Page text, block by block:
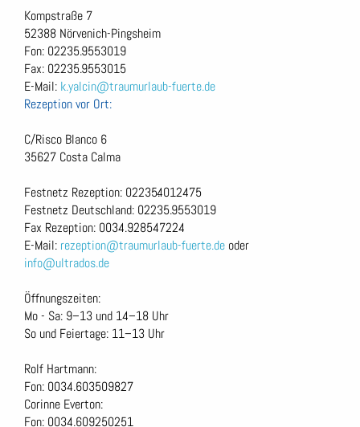
Kompstraße 7
52388 Nörvenich-Pingsheim
Fon: 02235.9553019
Fax: 02235.9553015
E-Mail: k.yalcin@traumurlaub-fuerte.de
Rezeption vor Ort:
C/Risco Blanco 6
35627 Costa Calma
Festnetz Rezeption: 02235.4012475
Festnetz Deutschland: 02235.9553019
Fax Rezeption: 0034.928547224
E-Mail: rezeption@traumurlaub-fuerte.de oder
info@ultrados.de
Öffnungszeiten:
Mo - Sa: 9–13 und 14–18 Uhr
So und Feiertage: 11–13 Uhr
Rolf Hartmann:
Fon: 0034.603509827
Corinne Everton:
Fon: 0034.609250251